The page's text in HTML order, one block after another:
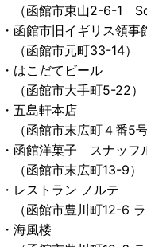
（函館市東山2-6-1
・函館市旧イギリス領
（函館市元町33-14）
・はこだてビール
（函館市大手町5-22）
・五島軒本店
（函館市末広町４番5号
・函館洋菓子 スナッ
（函館市末広町13-9）
・レストラン ノルテ
（函館市豊川町12-6 ラ
・海風楼